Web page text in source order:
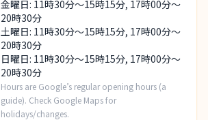
金曜日: 11時30分～15時15分, 17時00分～
20時30分
土曜日: 11時30分～15時15分, 17時00分～
20時30分
日曜日: 11時30分～15時15分, 17時00分～
20時30分
Hours are Google’s regular opening hours (a
guide). Check Google Maps for
holidays/changes.